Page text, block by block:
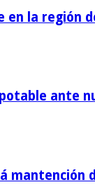
la región
ante